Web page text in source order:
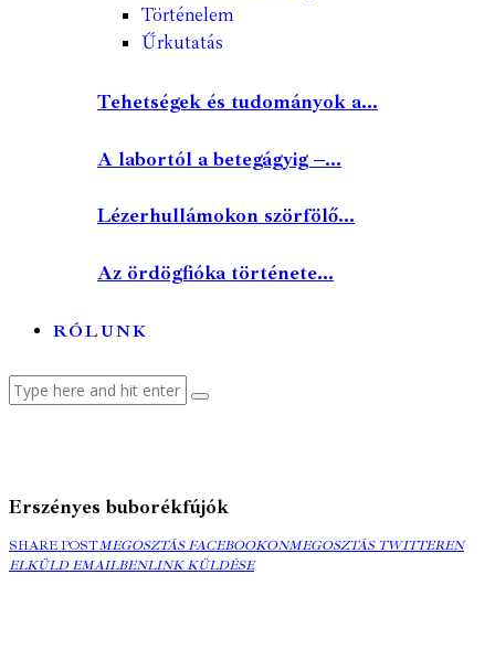
Történelem
Űrkutatás
Tehetségek és tudományok a...
A labortól a betegágyig –...
Lézerhullámokon szörfölő...
Az ördögfióka története...
RÓLUNK
Erszényes buborékfújók
SHARE POSTMEGOSZTÁS
FACEBOOKON
MEGOSZTÁS FACEBOOKONMEGOSZTÁS
MEGOSZTÁS TWITTEREN
ELKÜLD EMAILBENCOPY
LINK KÜLDÉSE